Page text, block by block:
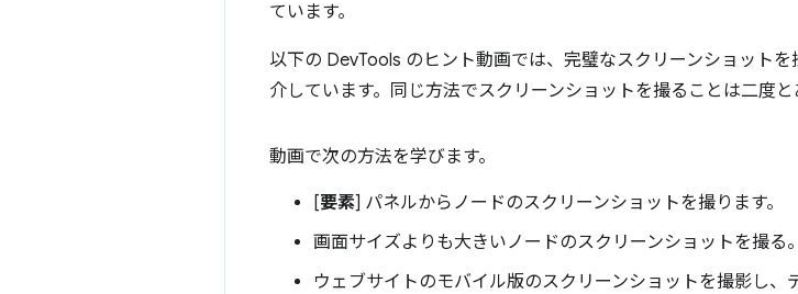
ています。
以下の DevTools のヒント動画では、完璧なスクリーンショット
介しています。同じ方法でスクリーンショットを撮ることは二度と
動画で次の方法を学びます。
[要素] パネルからノードのスクリーンショットを撮ります。
画面サイズよりも大きいノードのスクリーンショットを撮る。
ウェブサイトのモバイル版のスクリーンショットを撮影し、